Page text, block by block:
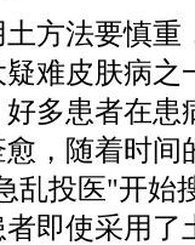
法要慎重
难皮肤病之
多患者在患
，随着时间
乱投医"开始
即使采用了